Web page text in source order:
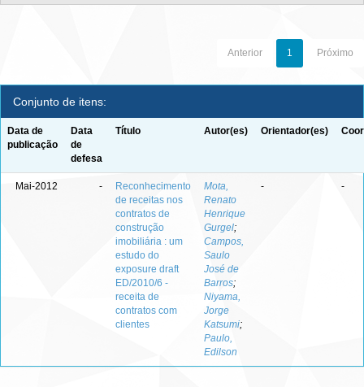
Anterior 1 Próximo
Conjunto de itens:
Data de
publicação
Data
de
defesa
Título Autor(es) Orientador(es)
Mai-2012 -
Reconhecimento
de receitas nos
contratos de
construção
imobiliária : um
estudo do
exposure draft
ED/2010/6 -
receita de
contratos com
clientes
Mota,
Renato
Henrique
Gurgel;
Campos,
Saulo
José de
Barros;
Niyama,
Jorge
Katsumi;
Paulo,
Edilson
- -